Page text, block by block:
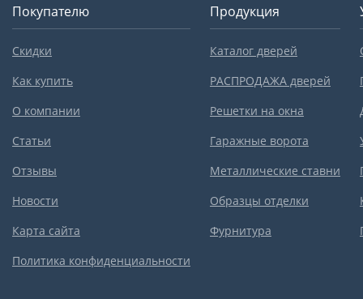
Покупателю
Скидки
Как купить
О компании
Статьи
Отзывы
Новости
Карта сайта
Политика конфиденциальности
Продукция
Каталог дверей
РАСПРОДАЖА дверей
Решетки на окна
Гаражные ворота
Металлические ставни
Образцы отделки
Фурнитура